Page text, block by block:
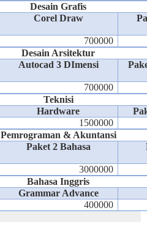
Desain Grafis
Corel Draw
700000
Desain Arsitektur
Autocad 3 DImensi
700000
Teknisi
Hardware
1500000
Pemrograman & Akuntansi
Paket 2 Bahasa
3000000
Bahasa Inggris
Grammar Advance
400000